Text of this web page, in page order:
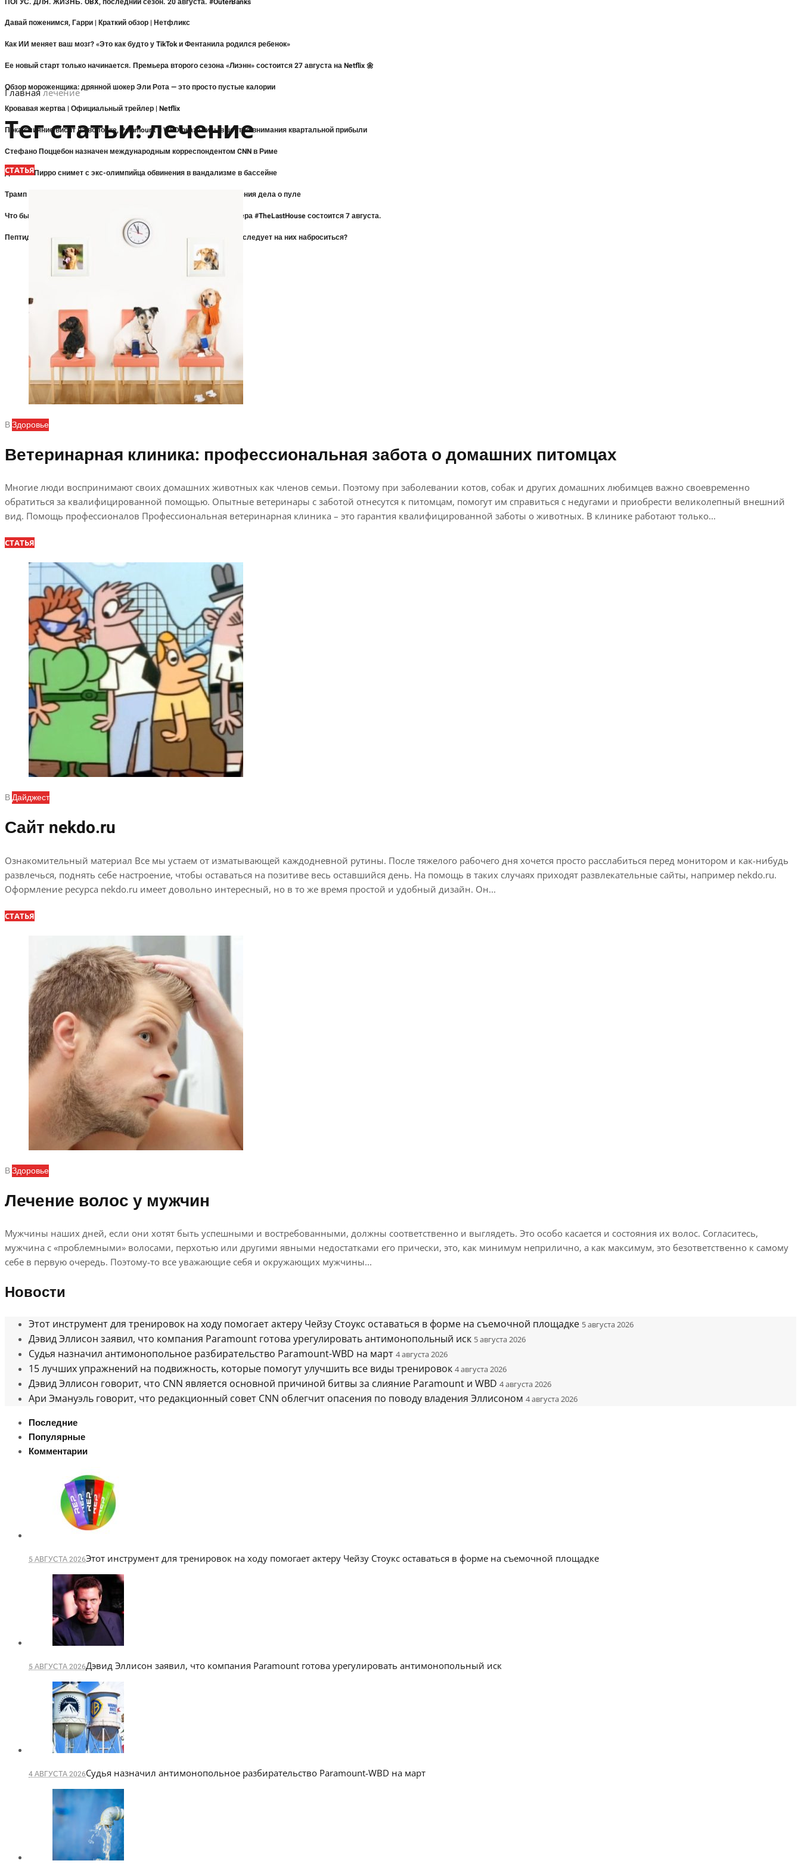
Давай поженимся, Гарри | Краткий обзор | Нетфликс
Как ИИ меняет ваш мозг? «Это как будто у TikTok и Фентанила родился ребенок»
Ее новый старт только начинается. Премьера второго сезона «Лиэнн» состоится 27 августа на Netflix 🌼
Обзор мороженщика: дрянной шокер Эли Рота — это просто пустые калории
Кровавая жертва | Официальный трейлер | Netflix
Пока слияние висит на волоске, Paramount и WBD оказались в центре внимания квартальной прибыли
Стефано Поццебон назначен международным корреспондентом CNN в Риме
Джанин Пирро снимет с экс-олимпийца обвинения в вандализме в бассейне
Трамп «действительно разочарован» в Джанин Пирро из-за отражения дела о пуле
Что бы ни удерживало их здесь, это не рукотворное дело… Премьера #TheLastHouse состоится 7 августа.
Пептиды вскоре станет легче добывать. Означает ли это, что вам следует на них наброситься?
Главная лечение
Тег статьи:лечение
СТАТЬЯ
ВЗдоровье
Ветеринарная клиника: профессиональная забота о домашних питомцах
Многие люди воспринимают своих домашних животных как членов семьи. Поэтому при заболевании котов, собак и других домашних любимцев важно своевременно
обратиться за квалифицированной помощью. Опытные ветеринары с заботой отнесутся к питомцам, помогут им справиться с недугами и приобрести великолепный внешний
вид. Помощь профессионалов Профессиональная ветеринарная клиника – это гарантия квалифицированной заботы о животных. В клинике работают только...
СТАТЬЯ
ВДайджест
Сайт nekdo.ru
Ознакомительный материал Все мы устаем от изматывающей каждодневной рутины. После тяжелого рабочего дня хочется просто расслабиться перед монитором и как-нибудь
развлечься, поднять себе настроение, чтобы оставаться на позитиве весь оставшийся день. На помощь в таких случаях приходят развлекательные сайты, например nekdo.ru.
Оформление ресурса nekdo.ru имеет довольно интересный, но в то же время простой и удобный дизайн. Он...
СТАТЬЯ
ВЗдоровье
Лечение волос у мужчин
Мужчины наших дней, если они хотят быть успешными и востребованными, должны соответственно и выглядеть. Это особо касается и состояния их волос. Согласитесь,
мужчина с «проблемными» волосами, перхотью или другими явными недостатками его прически, это, как минимум неприлично, а как максимум, это безответственно к самому
себе в первую очередь. Поэтому-то все уважающие себя и окружающих мужчины...
Новости
Этот инструмент для тренировок на ходу помогает актеру Чейзу Стоукс оставаться в форме на съемочной площадке 5 августа 2026
Дэвид Эллисон заявил, что компания Paramount готова урегулировать антимонопольный иск 5 августа 2026
Судья назначил антимонопольное разбирательство Paramount-WBD на март 4 августа 2026
15 лучших упражнений на подвижность, которые помогут улучшить все виды тренировок 4 августа 2026
Дэвид Эллисон говорит, что CNN является основной причиной битвы за слияние Paramount и WBD 4 августа 2026
Ари Эмануэль говорит, что редакционный совет CNN облегчит опасения по поводу владения Эллисоном 4 августа 2026
Последние
Популярные
Комментарии
5 АВГУСТА 2026Этот инструмент для тренировок на ходу помогает актеру Чейзу Стоукс оставаться в форме на съемочной площадке
5 АВГУСТА 2026Дэвид Эллисон заявил, что компания Paramount готова урегулировать антимонопольный иск
4 АВГУСТА 2026Судья назначил антимонопольное разбирательство Paramount-WBD на март